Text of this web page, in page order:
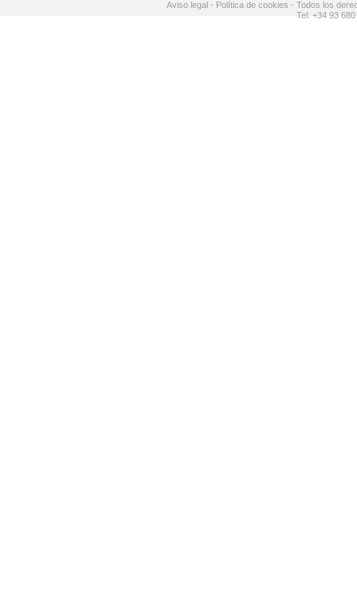
Aviso legal - Política de cookies - Todos los
Tel: +34 93